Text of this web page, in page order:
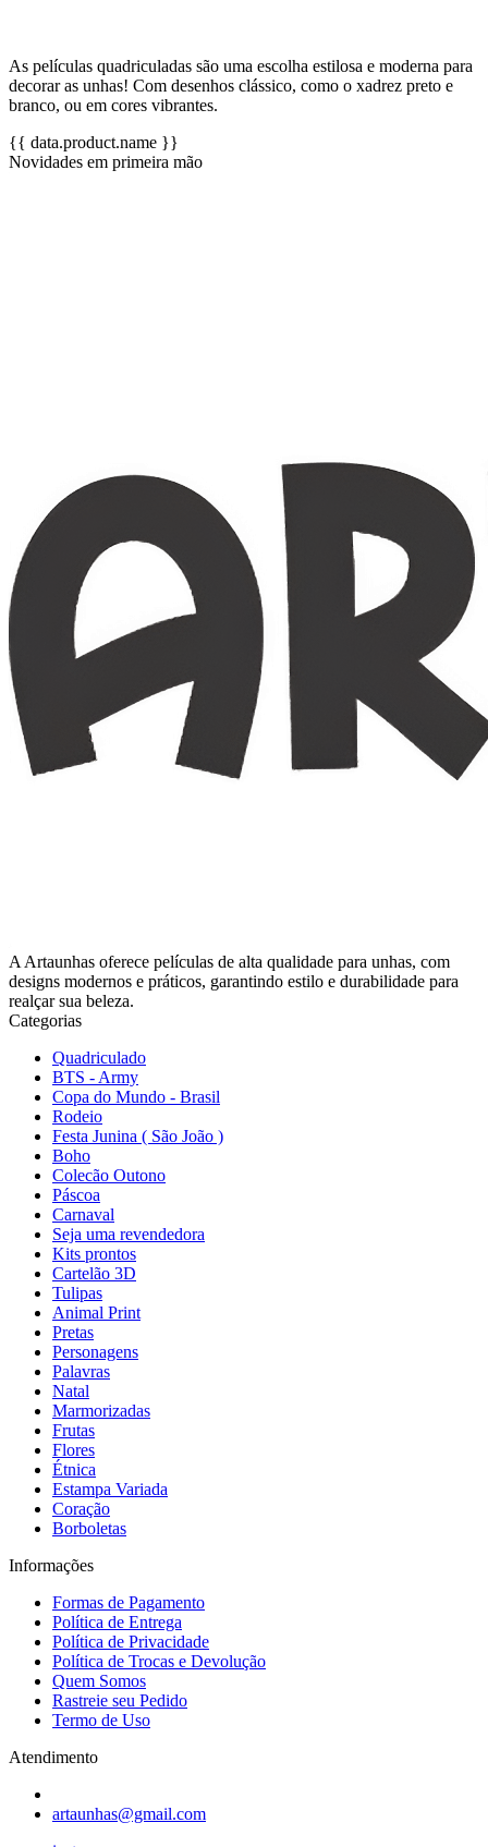
As películas quadriculadas são uma escolha estilosa e moderna para
decorar as unhas! Com desenhos clássico, como o xadrez preto e
branco, ou em cores vibrantes.
{{ data.product.name }}
Novidades em primeira mão
A Artaunhas oferece películas de alta qualidade para unhas, com
designs modernos e práticos, garantindo estilo e durabilidade para
realçar sua beleza.
Categorias
Quadriculado
BTS - Army
Copa do Mundo - Brasil
Rodeio
Festa Junina ( São João )
Boho
Colecão Outono
Páscoa
Carnaval
Seja uma revendedora
Kits prontos
Cartelão 3D
Tulipas
Animal Print
Pretas
Personagens
Palavras
Natal
Marmorizadas
Frutas
Flores
Étnica
Estampa Variada
Coração
Borboletas
Informações
Formas de Pagamento
Política de Entrega
Política de Privacidade
Política de Trocas e Devolução
Quem Somos
Rastreie seu Pedido
Termo de Uso
Atendimento
artaunhas@gmail.com